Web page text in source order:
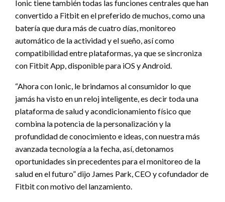
Ionic tiene también todas las funciones centrales que han
convertido a Fitbit en el preferido de muchos, como una
batería que dura más de cuatro días, monitoreo
automático de la actividad y el sueño, así como
compatibilidad entre plataformas, ya que se sincroniza
con Fitbit App, disponible para iOS y Android.
“Ahora con Ionic, le brindamos al consumidor lo que
jamás ha visto en un reloj inteligente, es decir toda una
plataforma de salud y acondicionamiento físico que
combina la potencia de la personalización y la
profundidad de conocimiento e ideas, con nuestra más
avanzada tecnología a la fecha, así, detonamos
oportunidades sin precedentes para el monitoreo de la
salud en el futuro” dijo James Park, CEO y cofundador de
Fitbit con motivo del lanzamiento.